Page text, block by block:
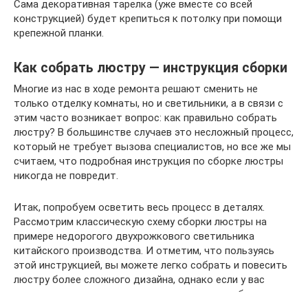
Сама декоративная тарелка (уже вместе со всей
конструкцией) будет крепиться к потолку при помощи
крепежной планки.
Как собрать люстру — инструкция сборки
Многие из нас в ходе ремонта решают сменить не
только отделку комнаты, но и светильники, а в связи с
этим часто возникает вопрос: как правильно собрать
люстру? В большинстве случаев это несложный процесс,
который не требует вызова специалистов, но все же мы
считаем, что подробная инструкция по сборке люстры
никогда не повредит.
Итак, попробуем осветить весь процесс в деталях.
Рассмотрим классическую схему сборки люстры на
примере недорогого двухрожкового светильника
китайского производства. И отметим, что пользуясь
этой инструкцией, вы можете легко собрать и повесить
люстру более сложного дизайна, однако если у вас